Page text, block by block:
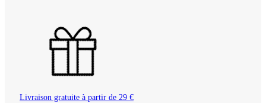
Livraison gratuite à partir de 29 €